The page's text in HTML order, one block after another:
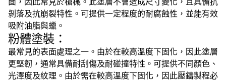
剝落及抗崩裂特性。可提供一定程度的耐腐蝕性，並能有效
吸附油脂與蠟。
粉體塗裝：
最常見的表面處理之一。由於在較高溫度下固化，因此塗層
更堅韌，通常具備耐刮傷及耐碰撞特性。可提供不同顏色、
光澤度及紋理。由於需在較高溫度下固化，因此壓鑄製程必